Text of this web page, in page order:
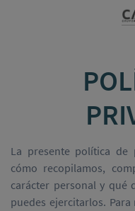
La presente política de
cómo recopilamos,
carácter personal y qué
puedes ejercitarlos.